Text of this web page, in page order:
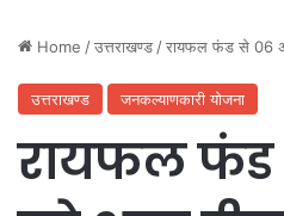
Home /उत्तराखण्ड /रायफल फंड से 06
उत्तराखण्ड जनकल्याणकारी योजना
रायफल फंड